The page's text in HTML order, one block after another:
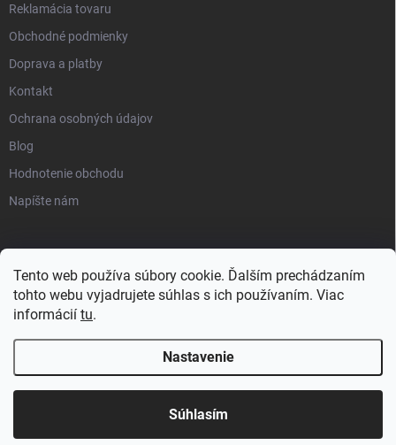
Tento web používa súbory cookie. Ďalším prechádzaním
tohto webu vyjadrujete súhlas s ich používaním. Viac
informácií tu.
Nastavenie
Súhlasím
Reklamácia tovaru
Obchodné podmienky
Doprava a platby
Kontakt
Ochrana osobných údajov
Blog
Hodnotenie obchodu
Napíšte nám
progress-muscle.sk